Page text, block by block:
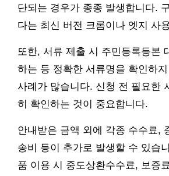
단되는 경우가 종종 발생합니다.
다는 최신 버전 크롬이나 엣지 사
또한, 서류 제출 시 주민등록등본
하는 등 정확한 서류명을 확인하
사례가 많습니다. 신청 전 필요한
히 확인하는 것이 중요합니다.
안내받은 금액 외에 각종 수수료,
송비 등이 추가로 발생할 수 있습
품 이용 시 중도상환수수료, 보증